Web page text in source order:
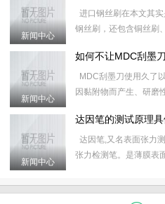
新闻中心
进口钢丝刷在本文其
钢丝刷，还包含铜丝刷
&nb
新闻中心
如何不让MDC刮墨
MDC刮墨刀使用久了
因黏附物而产生、研磨
的使
新闻中心
达因笔的测试原理
达因笔,又名表面张力
张力检测笔。是薄膜表